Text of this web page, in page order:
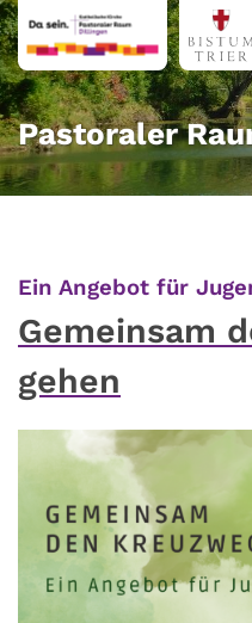
Zum Inhalt springen
Pastoraler
Ein Angebot für
Gemeinsam
gehen